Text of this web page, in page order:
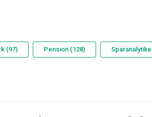
(97) Pension (128)